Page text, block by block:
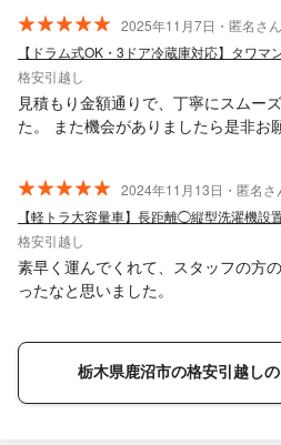
2025年11月7日・匿名さん
格安引越し
見積もり金額通りで、丁寧にスムー
た。 また機会がありましたら是非お
2024年11月13日・匿名さ
格安引越し
素早く運んでくれて、スタッフの方
ったなと思いました。
栃木県鹿沼市の格安引越し